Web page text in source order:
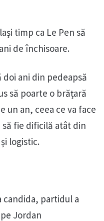
timp ca Le Pen să
de închisoare.
doi ani din pedeapsă
să poarte o brățară
un an, ceea ce va face
fie dificilă atât din
logistic.
candida, partidul a
Jordan